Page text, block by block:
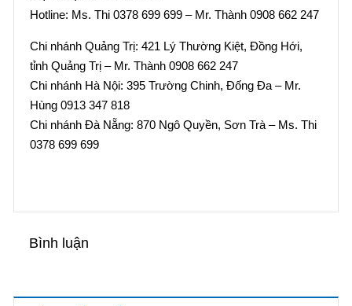
Hotline: Ms. Thi 0378 699 699 – Mr. Thành 0908 662 247
Chi nhánh Quảng Trị: 421 Lý Thường Kiệt, Đồng Hới,
tỉnh Quảng Trị – Mr. Thành 0908 662 247
Chi nhánh Hà Nội: 395 Trường Chinh, Đống Đa – Mr.
Hùng 0913 347 818
Chi nhánh Đà Nẵng: 870 Ngô Quyền, Sơn Trà – Ms. Thi
0378 699 699
Bình luận